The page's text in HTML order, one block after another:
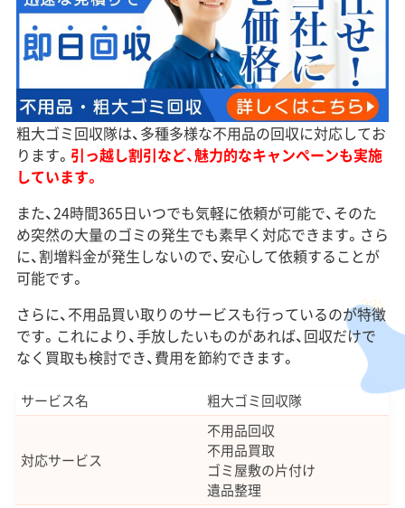
粗大ゴミ回収隊は、多種多様な不用品の回収に対応してお
ります。 引っ越し割引など、魅力的なキャンペーンも実施
しています。
また、24時間365日いつでも気軽に依頼が可能で、そのた
め突然の大量のゴミの発生でも素早く対応できます。さら
に、割増料金が発生しないので、安心して依頼することが
可能です。
さらに、不用品買い取りのサービスも行っているのが特徴
です。これにより、手放したいものがあれば、回収だけで
なく買取も検討でき、費用を節約できます。
サービス名 粗大ゴミ回収隊
対応サービス
不用品回収
不用品買取
ゴミ屋敷の片付け
遺品整理